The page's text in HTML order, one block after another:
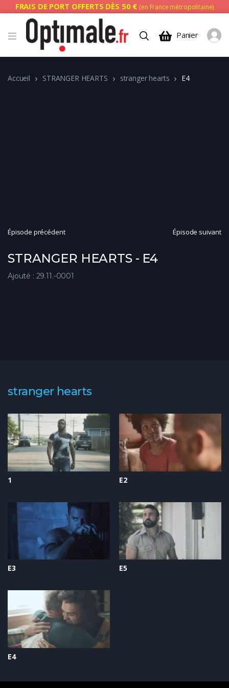
FRAIS DE PORT OFFERTS DÈS 50 € (en France métropolitaine)
Panier
Accueil STRANGER HEARTS stranger hearts E4
Épisode précédent Épisode suivant
STRANGER HEARTS - E4
Ajouté : 29.11.-0001
stranger hearts
1 E2
E3 E5
E4